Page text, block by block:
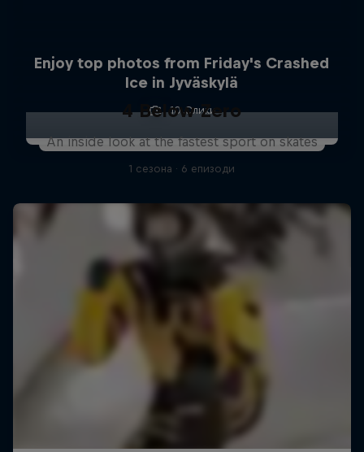
Enjoy top photos from Friday's Crashed
Ice in Jyväskylä
10 Слики
4 Below Zero
An inside look at the fastest sport on skates
1 сезона · 6 епизоди